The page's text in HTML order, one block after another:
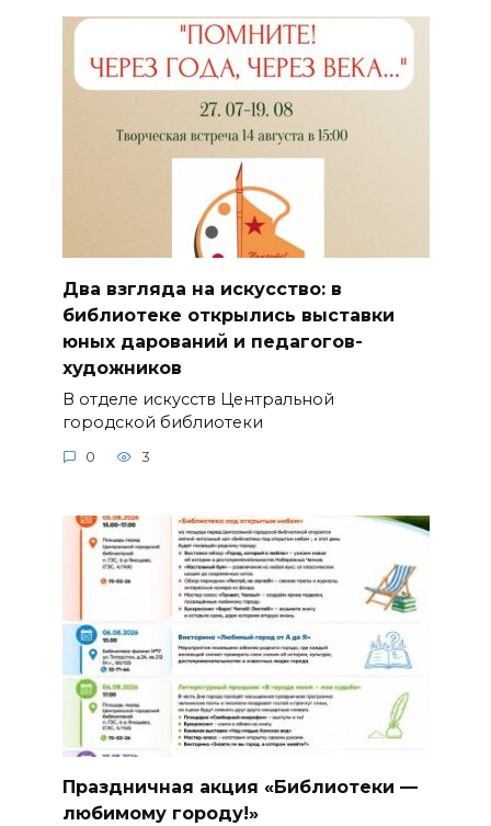
Два взгляда на искусство: в
библиотеке открылись выставки
юных дарований и педагогов-
художников
В отделе искусств Центральной
городской библиотеки
0 3
Праздничная акция «Библиотеки —
любимому городу!»